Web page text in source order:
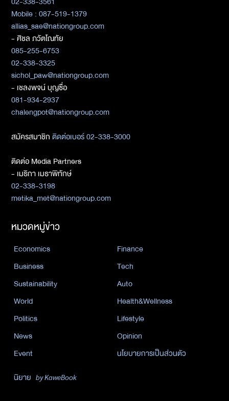
Mobile : 087-519-1379
allias_sae@nationgroup.com
- ศิชล ภวัตโณทัย
085-255-6753
02-338-3325
sichol_paw@nationgroup.com
- เชลงพจน์ บุญซื่อ
081-934-2937
chalengpot@nationgroup.com
สมัครสมาชิกติดต่อเบอร์ 02-338-3000
ติดต่อ Media Partners
- เมธิกา เมธาพิทักษ์
02-338-3198
metika_met@nationgroup.com
หมวดหมู่ข่าว
Economics
Finance
Business
Tech
Sustainability
Auto
World
Health&Wellness
Politics
Lifestyle
News
Opinion
Event
นโยบายการเป็นส่วนตัว
นิยาย by KaweBook